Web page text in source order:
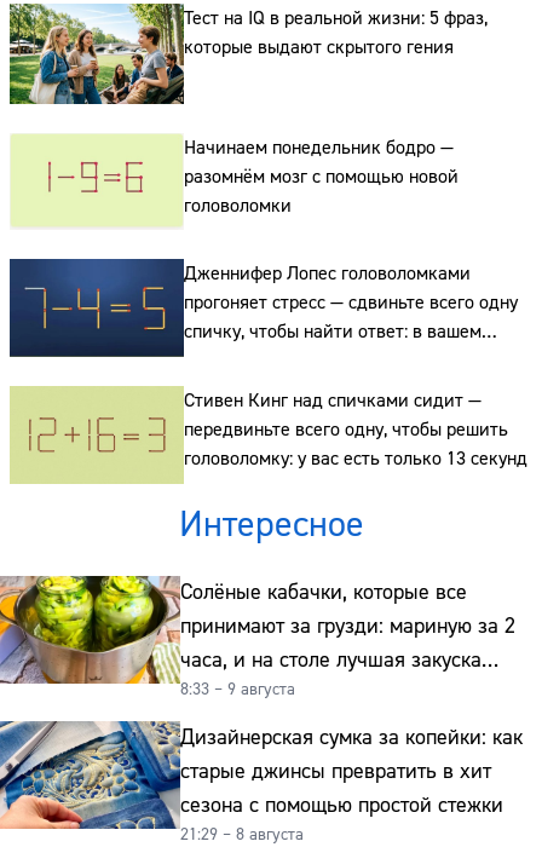
Тест на IQ в реальной жизни: 5 фраз,
которые выдают скрытого гения
Начинаем понедельник бодро —
разомнём мозг с помощью новой
головоломки
Дженнифер Лопес головоломками
прогоняет стресс — сдвиньте всего одну
спичку, чтобы найти ответ: в вашем
распоряжении всего 15 секунд
Стивен Кинг над спичками сидит —
передвиньте всего одну, чтобы решить
головоломку: у вас есть только 13 секунд
Интересное
Солёные кабачки, которые все
принимают за грузди: мариную за 2
часа, и на столе лучшая закуска
к картошке
8:33 – 9 августа
Дизайнерская сумка за копейки: как
старые джинсы превратить в хит
сезона с помощью простой стежки
21:29 – 8 августа
Адрес:
Телефон: